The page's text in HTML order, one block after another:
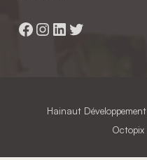
Facebook
Instagram
LinkedIn
Twitter
Hainaut Développement
Octopix